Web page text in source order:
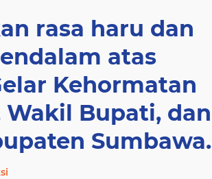
rasa haru dan
atas
Kehormatan
Bupati, dan
Sumbawa.